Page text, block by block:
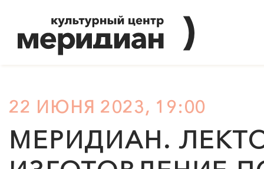
22 ИЮНЯ 2023, 19:00
МЕРИДИАН.